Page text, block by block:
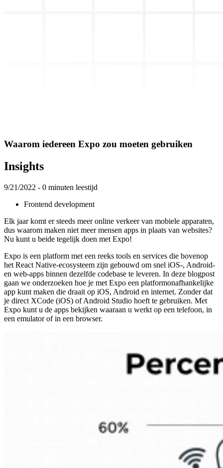
Waarom iedereen Expo zou moeten gebruiken
Insights
9/21/2022 - 0 minuten leestijd
Frontend development
Elk jaar komt er steeds meer online verkeer van mobiele apparaten,
dus waarom maken niet meer mensen apps in plaats van websites?
Nu kunt u beide tegelijk doen met Expo!
Expo is een platform met een reeks tools en services die bovenop
het React Native-ecosysteem zijn gebouwd om snel iOS-, Android-
en web-apps binnen dezelfde codebase te leveren. In deze blogpost
gaan we onderzoeken hoe je met Expo een platformonafhankelijke
app kunt maken die draait op iOS, Android en internet. Zonder dat
je direct XCode (iOS) of Android Studio hoeft te gebruiken. Met
Expo kunt u de apps bekijken waaraan u werkt op een telefoon, in
een emulator of in een browser.